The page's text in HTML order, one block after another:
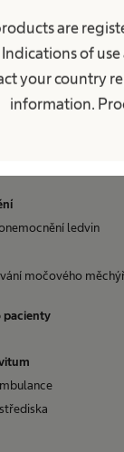
are
of
your country
information.
možné v úterý a
ledvin
močového
pacienty